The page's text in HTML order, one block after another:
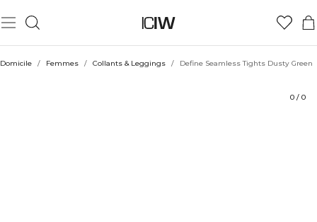
Domicile / Femmes / Collants & Leggings / Define Seamless Tights Dusty Green
0 / 0